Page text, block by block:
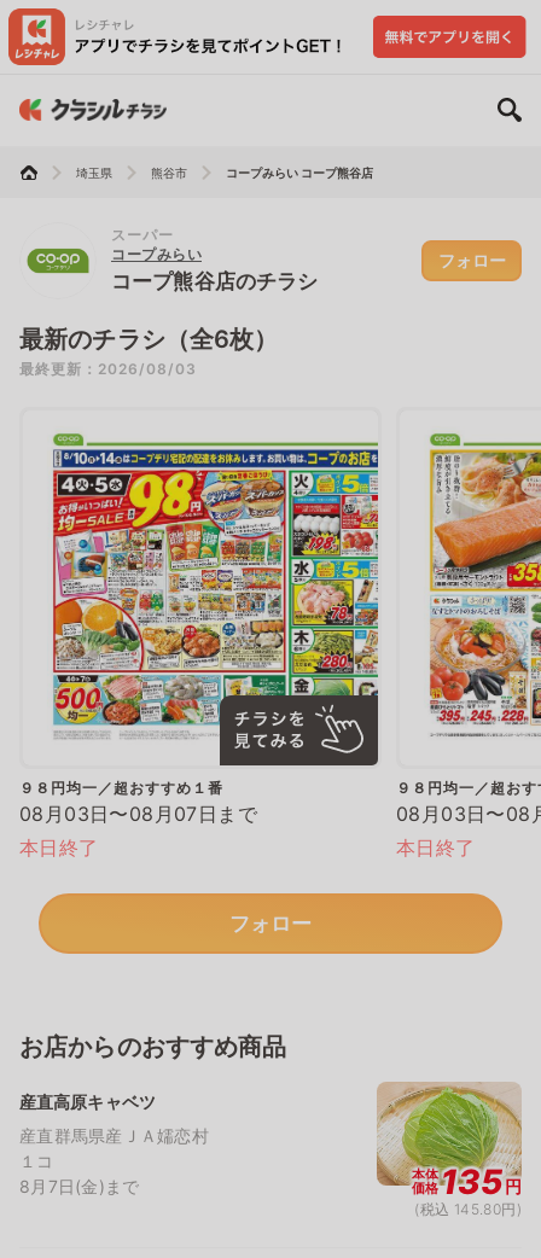
埼玉県 熊谷市 コープみらい コープ熊谷店
スーパー
コープみらい
コープ熊谷店のチラシ
フォロー
最新のチラシ（全6枚）
最終更新：2026/08/03
９８円均一／超おすすめ１番
08月03日〜08月07日まで
本日終了
９８円均一／超お
08月03日〜08
本日終了
フォロー
お店からのおすすめ商品
産直高原キャベツ
産直群馬県産ＪＡ嬬恋村
１コ
8月7日(金)まで
本体
価格135円
(税込 145.80円)